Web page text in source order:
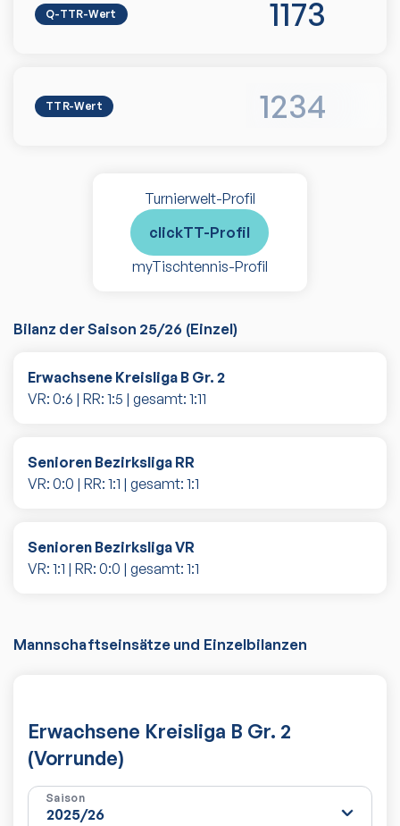
Q-TTR-Wert 1173
TTR-Wert 1234
Turnierwelt-Profil
clickTT-Profil
myTischtennis-Profil
Bilanz der Saison 25/26 (Einzel)
Erwachsene Kreisliga B Gr. 2
VR: 0:6 | RR: 1:5 | gesamt: 1:11
Senioren Bezirksliga RR
VR: 0:0 | RR: 1:1 | gesamt: 1:1
Senioren Bezirksliga VR
VR: 1:1 | RR: 0:0 | gesamt: 1:1
Mannschaftseinsätze und Einzelbilanzen
Erwachsene Kreisliga B Gr. 2
(Vorrunde)
Saison